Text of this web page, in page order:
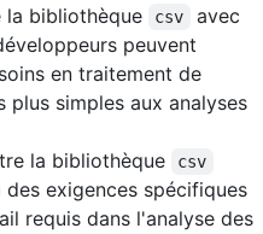
la bibliothèque
csv
avec
peuvent
en traitement de
plus simples aux analyses
la bibliothèque
csv
des exigences spécifiques
requis dans l'analyse des